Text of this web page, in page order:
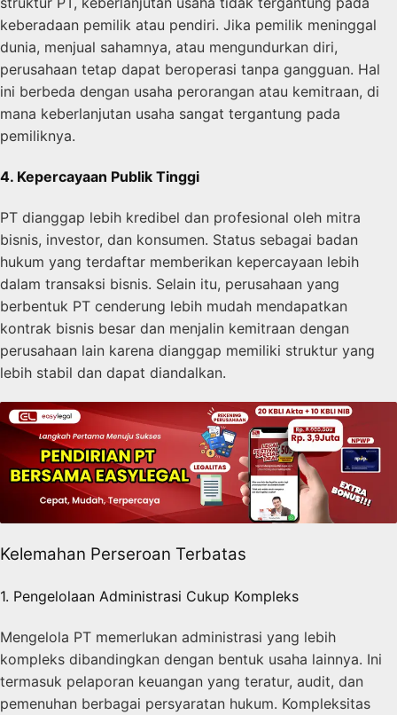
keberadaan pemilik atau pendiri. Jika pemilik meninggal
dunia, menjual sahamnya, atau mengundurkan diri,
perusahaan tetap dapat beroperasi tanpa gangguan. Hal
ini berbeda dengan usaha perorangan atau kemitraan, di
mana keberlanjutan usaha sangat tergantung pada
pemiliknya.
4. Kepercayaan Publik Tinggi
PT dianggap lebih kredibel dan profesional oleh mitra
bisnis, investor, dan konsumen. Status sebagai badan
hukum yang terdaftar memberikan kepercayaan lebih
dalam transaksi bisnis. Selain itu, perusahaan yang
berbentuk PT cenderung lebih mudah mendapatkan
kontrak bisnis besar dan menjalin kemitraan dengan
perusahaan lain karena dianggap memiliki struktur yang
lebih stabil dan dapat diandalkan.
Kelemahan Perseroan Terbatas
1. Pengelolaan Administrasi Cukup Kompleks
Mengelola PT memerlukan administrasi yang lebih
kompleks dibandingkan dengan bentuk usaha lainnya. Ini
termasuk pelaporan keuangan yang teratur, audit, dan
pemenuhan berbagai persyaratan hukum. Kompleksitas